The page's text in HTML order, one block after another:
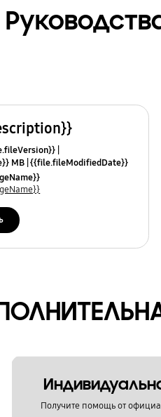
MB {{file.fileModifiedDate}}
Получите помощь от